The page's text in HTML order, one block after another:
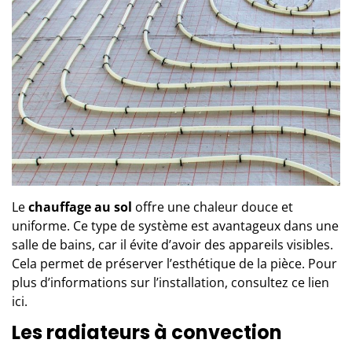
Lechauffage au sol offre une chaleur douce et
uniforme. Ce type de système est avantageux dans une
salle de bains, car il évite d’avoir des appareils visibles.
Cela permet de préserver l’esthétique de la pièce. Pour
plus d’informations sur l’installation, consultez ce lien
ici.
Les radiateurs à convection